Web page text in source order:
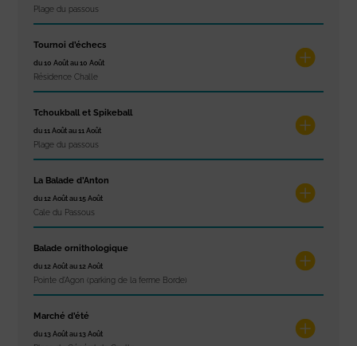
Plage du passous
Tournoi d’échecs
du 10 Août au 10 Août
Résidence Challe
Tchoukball et Spikeball
du 11 Août au 11 Août
Plage du passous
La Balade d’Anton
du 12 Août au 15 Août
Cale du Passous
Balade ornithologique
du 12 Août au 12 Août
Pointe d'Agon (parking de la ferme Borde)
Marché d’été
du 13 Août au 13 Août